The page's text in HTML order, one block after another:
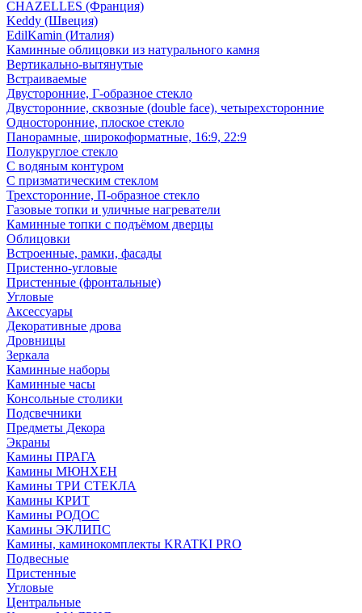
CHAZELLES (Франция)
Keddy (Швеция)
EdilKamin (Италия)
Каминные облицовки из натурального камня
Вертикально-вытянутые
Встраиваемые
Двусторонние, Г-образное стекло
Двусторонние, сквозные (double face), четырехсторонние
Односторонние, плоское стекло
Панорамные, широкоформатные, 16:9, 22:9
Полукруглое стекло
С водяным контуром
С призматическим стеклом
Трехсторонние, П-образное стекло
Газовые топки и уличные нагреватели
Каминные топки с подъёмом дверцы
Облицовки
Встроенные, рамки, фасады
Пристенно-угловые
Пристенные (фронтальные)
Угловые
Аксессуары
Декоративные дрова
Дровницы
Зеркала
Каминные наборы
Каминные часы
Консольные столики
Подсвечники
Предметы Декора
Экраны
Камины ПРАГА
Камины МЮНХЕН
Камины ТРИ СТЕКЛА
Камины КРИТ
Камины РОДОС
Камины ЭКЛИПС
Камины, каминокомплекты KRATKI PRO
Подвесные
Пристенные
Угловые
Центральные